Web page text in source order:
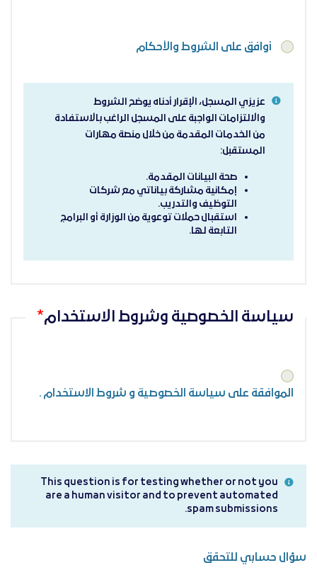
أوافق على الشروط والأحكام
عزيزي المسجل، الإقرار أدناه يوضح الشروط
والالتزامات الواجبة على المسجل الراغب بالاستفادة
من الخدمات المقدمة من خلال منصة مهارات
المستقبل:
صحة البيانات المقدمة.
إمكانية مشاركة بياناتي مع شركات
التوظيف والتدريب.
استقبال حملات توعوية من الوزارة أو البرامج
التابعة لها.
سياسة الخصوصية وشروط الاستخدام
الموافقة على سياسة الخصوصية و شروط الاستخدام.
This question is for testing whether or not you
are a human visitor and to prevent automated
spam submissions.
سؤال حسابي للتحقق